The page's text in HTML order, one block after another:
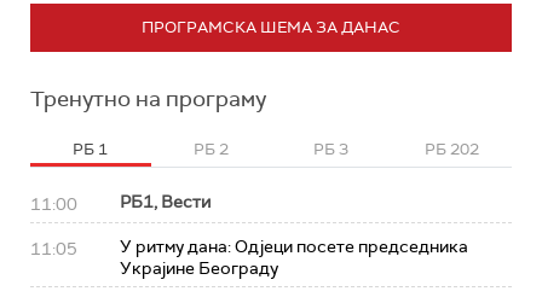
ПРОГРАМСКА ШЕМА ЗА ДАНАС
Тренутно на програму
РБ 1 РБ 2 РБ 3 РБ 202
11:00 РБ1, Вести
11:05
У ритму дана: Од‌јеци посете председника
Украјине Београду